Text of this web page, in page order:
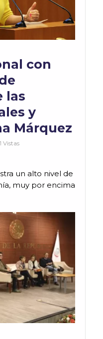
con
las
y
Márquez
Vistas
un alto nivel de
muy por encima